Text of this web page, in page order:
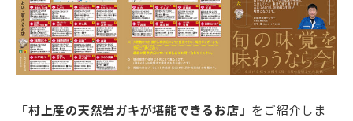
「村上産の天然岩ガキが堪能できるお店」 をご紹介しま